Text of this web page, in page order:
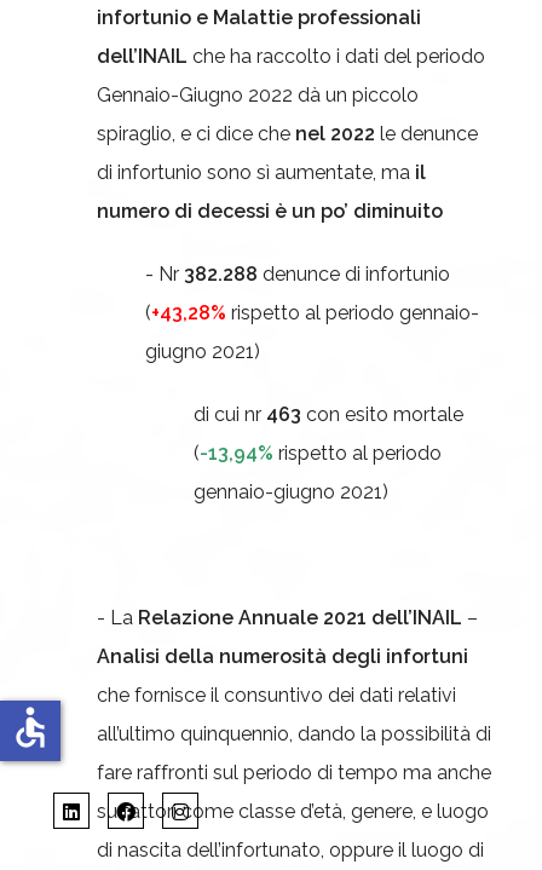
infortunio e Malattie professionali
dell’INAIL che ha raccolto i dati del periodo
Gennaio-Giugno 2022 dà un piccolo
spiraglio, e ci dice che nel 2022 le denunce
di infortunio sono sì aumentate, ma il
numero di decessi è un po’ diminuito
- Nr 382.288 denunce di infortunio
(+43,28% rispetto al periodo gennaio-
giugno 2021)
di cui nr 463 con esito mortale
(-13,94% rispetto al periodo
gennaio-giugno 2021)
- La Relazione Annuale 2021 dell’INAIL –
Analisi della numerosità degli infortuni
che fornisce il consuntivo dei dati relativi
all’ultimo quinquennio, dando la possibilità di
fare raffronti sul periodo di tempo ma anche
su fattori come classe d’età, genere, e luogo
di nascita dell’infortunato, oppure il luogo di
accessible